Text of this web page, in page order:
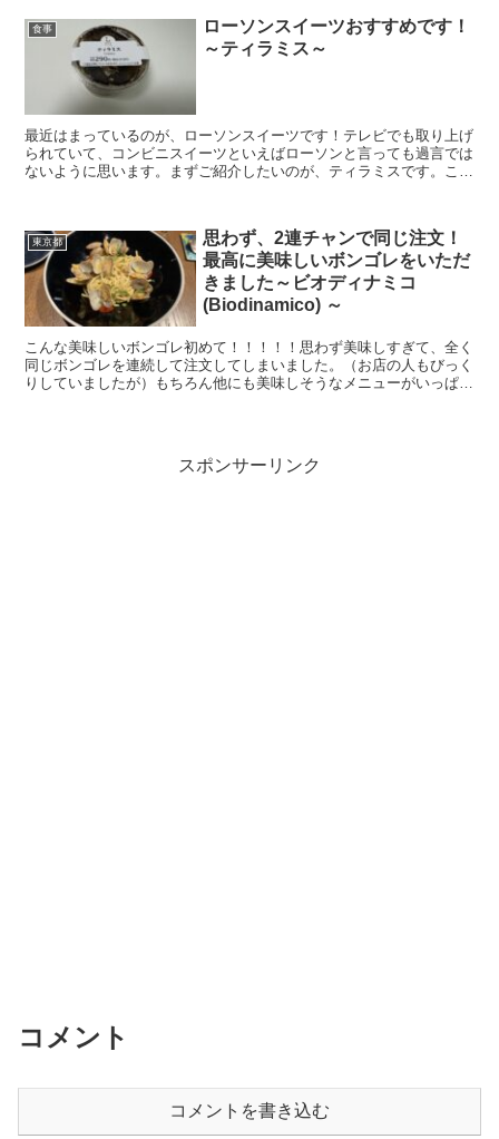
食事
ローソンスイーツおすすめです！
～ティラミス～
最近はまっているのが、ローソンスイーツです！テレビでも取り上げ
られていて、コンビニスイーツといえばローソンと言っても過言では
ないように思います。まずご紹介したいのが、ティラミスです。こち
東京都
思わず、2連チャンで同じ注文！
最高に美味しいボンゴレをいただ
きました～ビオディナミコ
(Biodinamico) ～
こんな美味しいボンゴレ初めて！！！！！思わず美味しすぎて、全く
同じボンゴレを連続して注文してしまいました。（お店の人もびっく
りしていましたが）もちろん他にも美味しそうなメニューがいっぱい
スポンサーリンク
コメント
コメントを書き込む